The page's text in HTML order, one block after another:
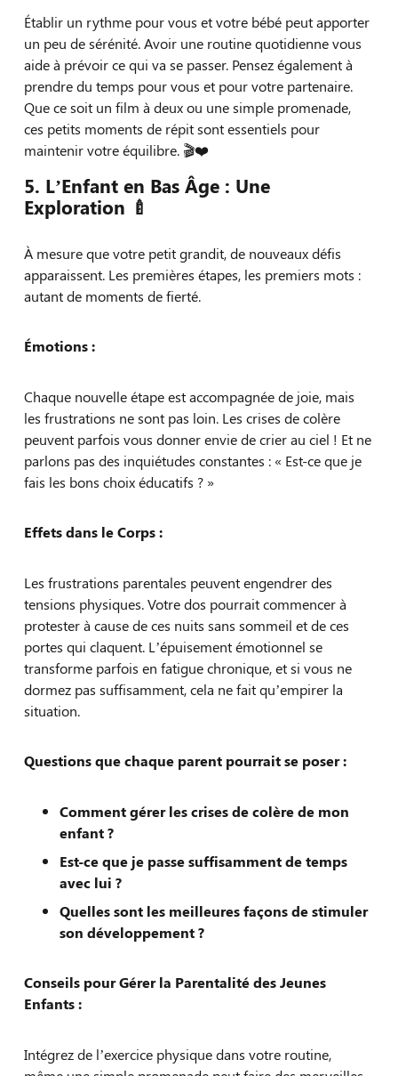
Établir un rythme pour vous et votre bébé peut apporter
un peu de sérénité. Avoir une routine quotidienne vous
aide à prévoir ce qui va se passer. Pensez également à
prendre du temps pour vous et pour votre partenaire.
Que ce soit un film à deux ou une simple promenade,
ces petits moments de répit sont essentiels pour
maintenir votre équilibre. 🎬❤️
5. L’Enfant en Bas Âge : Une
Exploration 🍼
À mesure que votre petit grandit, de nouveaux défis
apparaissent. Les premières étapes, les premiers mots :
autant de moments de fierté.
Émotions :
Chaque nouvelle étape est accompagnée de joie, mais
les frustrations ne sont pas loin. Les crises de colère
peuvent parfois vous donner envie de crier au ciel ! Et ne
parlons pas des inquiétudes constantes : « Est-ce que je
fais les bons choix éducatifs ? »
Effets dans le Corps :
Les frustrations parentales peuvent engendrer des
tensions physiques. Votre dos pourrait commencer à
protester à cause de ces nuits sans sommeil et de ces
portes qui claquent. L’épuisement émotionnel se
transforme parfois en fatigue chronique, et si vous ne
dormez pas suffisamment, cela ne fait qu’empirer la
situation.
Questions que chaque parent pourrait se poser :
Comment gérer les crises de colère de mon
enfant ?
Est-ce que je passe suffisamment de temps
avec lui ?
Quelles sont les meilleures façons de stimuler
son développement ?
Conseils pour Gérer la Parentalité des Jeunes
Enfants :
Intégrez de l’exercice physique dans votre routine,